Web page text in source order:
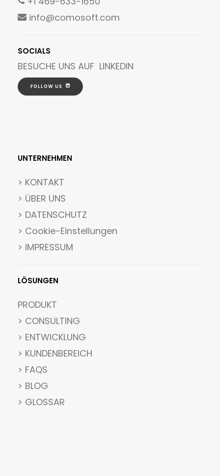
info@comosoft.com
SOCIALS
BESUCHE UNS AUF LINKEDIN
FOLLOW US
UNTERNEHMEN
> KONTAKT
> ÜBER UNS
> DATENSCHUTZ
> Cookie-Einstellungen
> IMPRESSUM
LÖSUNGEN
PRODUKT
> CONSULTING
> ENTWICKLUNG
> KUNDENBEREICH
> FAQS
> BLOG
> GLOSSAR